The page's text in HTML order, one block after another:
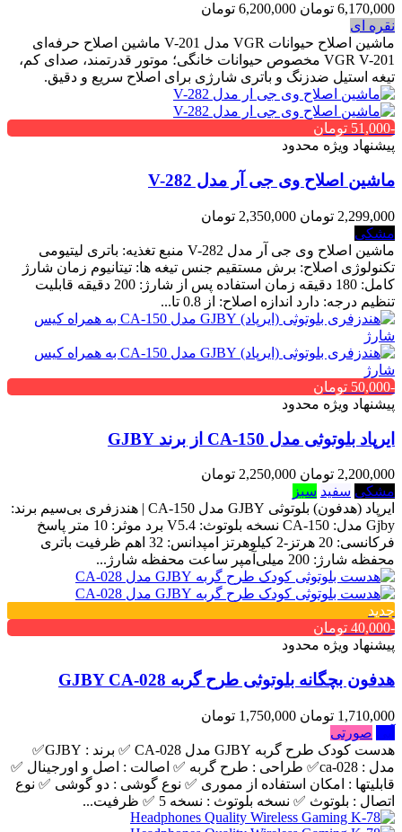
6,170,000 تومان
6,200,000 تومان
نقره ای
ماشین اصلاح حیوانات VGR مدل V-201 ماشین اصلاح حرفه‌ای
VGR V-201 مخصوص حیوانات خانگی؛ موتور قدرتمند، صدای کم،
تیغه استیل ضدزنگ و باتری شارژی برای اصلاح سریع و دقیق.
-51,000 تومان
پیشنهاد ویژه محدود
ماشین اصلاح وی جی آر مدل V-282
2,299,000 تومان
2,350,000 تومان
مشکی
ماشین اصلاح وی جی آر مدل V-282 منبع تغذیه: باتری لیتیومی
تکنولوژی اصلاح: برش مستقیم جنس تیغه ها: تیتانیوم زمان شارژ
کامل: 180 دقیقه زمان استفاده پس از شارژ: 200 دقیقه قابلیت
تنظیم درجه: دارد اندازه اصلاح: از 0.8 تا...
-50,000 تومان
پیشنهاد ویژه محدود
ایرپاد بلوتوثی مدل CA-150 از برند GJBY
2,200,000 تومان
2,250,000 تومان
مشکی سفید سبز
ایرپاد (هدفون) بلوتوثی GJBY مدل CA-150 | هندزفری بی‌سیم برند:
Gjby مدل: CA-150 نسخه بلوتوث: V5.4 برد موثر: 10 متر پاسخ
فرکانسی: 20 هرتز-2 کیلوهرتز امپدانس: 32 اهم ظرفیت باتری
محفظه شارژ: 200 میلی‌آمپر ساعت محفظه شارژ...
جدید
-40,000 تومان
پیشنهاد ویژه محدود
هدفون بچگانه بلوتوثی طرح گربه GJBY CA-028
1,710,000 تومان
1,750,000 تومان
صورتی
هدست کودک طرح گربه GJBY مدل CA-028 ✅ برند : GJBY✅
مدل : ca-028✅ طراحی : طرح گربه ✅ اصالت : اصل و اورجینال ✅
قابلیتها : امکان استفاده از مموری ✅ نوع گوشی : دو گوشی ✅ نوع
اتصال : بلوتوث ✅ نسخه بلوتوث : نسخه 5 ✅ ظرفیت...